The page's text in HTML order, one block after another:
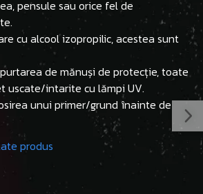
pensule sau orice fel de
cu alcool izopropilic, acestea sunt
de mănuși de protecție, toate
uscate/intarite cu lămpi UV.
unui primer/grund înainte de
produs